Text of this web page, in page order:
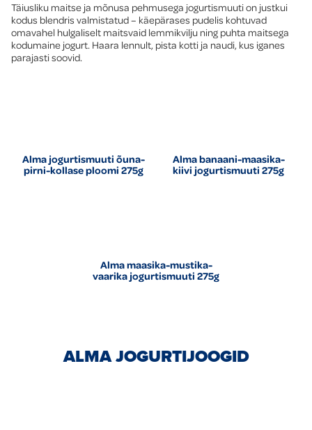
Täiusliku maitse ja mõnusa pehmusega jogurtismuuti on justkui
kodus blendris valmistatud – käepärases pudelis kohtuvad
omavahel hulgaliselt maitsvaid lemmikvilju ning puhta maitsega
kodumaine jogurt. Haara lennult, pista kotti ja naudi, kus iganes
parajasti soovid.
Alma jogurtismuuti õuna-
pirni-kollase ploomi 275g
Alma banaani-maasika-
kiivi jogurtismuuti 275g
Alma maasika-mustika-
vaarika jogurtismuuti 275g
ALMA JOGURTIJOOGID